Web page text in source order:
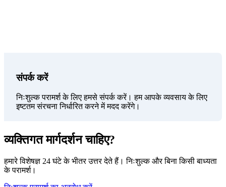
संपर्क करें
निःशुल्क परामर्श के लिए हमसे संपर्क करें। हम आपके व्यवसाय के लिए
इष्टतम संरचना निर्धारित करने में मदद करेंगे।
व्यक्तिगत मार्गदर्शन चाहिए?
हमारे विशेषज्ञ 24 घंटे के भीतर उत्तर देते हैं। निःशुल्क और बिना किसी बाध्यता
के परामर्श।